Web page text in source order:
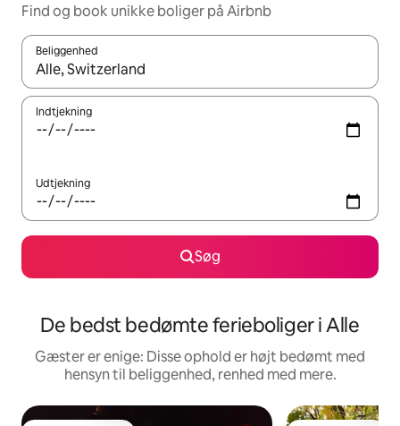
Find og book unikke boliger på Airbnb
Beliggenhed
Når resultaterne er tilgængelige, skal du navigere med
Indtjekning
Udtjekning
Søg
De bedst bedømte ferieboliger i Alle
Gæster er enige: Disse ophold er højt bedømt med
hensyn til beliggenhed, renhed med mere.